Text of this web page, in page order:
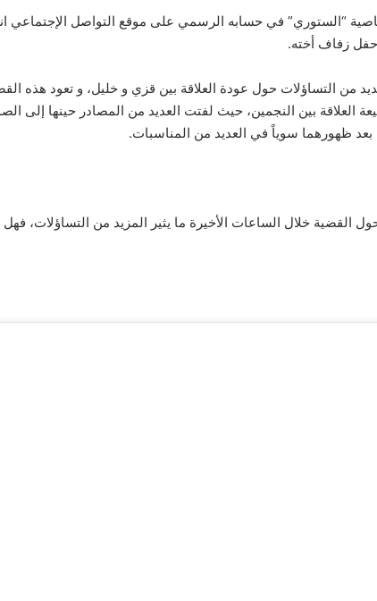
“الستوري” في حسابه الرسمي على موقع التواصل الإجتماعي
زفاف أخته.
من التساؤلات حول عودة العلاقة بين قزي و خليل، و تعود هذه
العام 2012 حول طبيعة العلاقة بين النجمين، حيث لفتت العديد من المصادر حينها
ظهورهما سوياً في العديد من المناسبات.
القضية خلال الساعات الأخيرة ما يثير المزيد من التساؤلات،